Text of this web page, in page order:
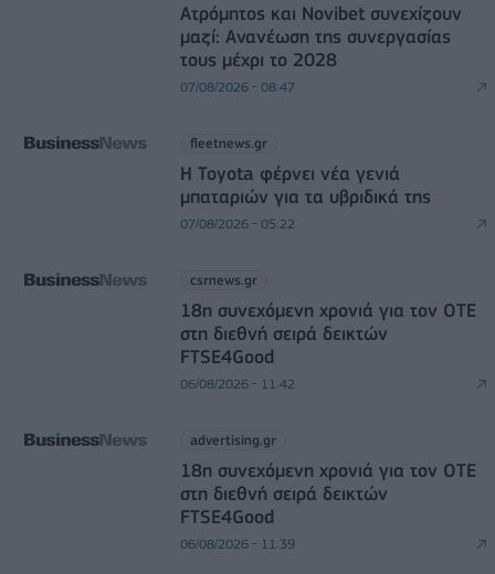
Ατρόμητος και Novibet συνεχίζουν
μαζί: Ανανέωση της συνεργασίας
τους μέχρι το 2028
07/08/2026 - 08:47
fleetnews.gr
Η Toyota φέρνει νέα γενιά
μπαταριών για τα υβριδικά της
07/08/2026 - 05:22
csrnews.gr
18η συνεχόμενη χρονιά για τον ΟΤΕ
στη διεθνή σειρά δεικτών
FTSE4Good
06/08/2026 - 11:42
advertising.gr
18η συνεχόμενη χρονιά για τον ΟΤΕ
στη διεθνή σειρά δεικτών
FTSE4Good
06/08/2026 - 11:39